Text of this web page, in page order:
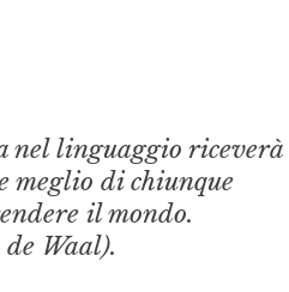
nel linguaggio riceverà
meglio di chiunque
il mondo.
Waal).